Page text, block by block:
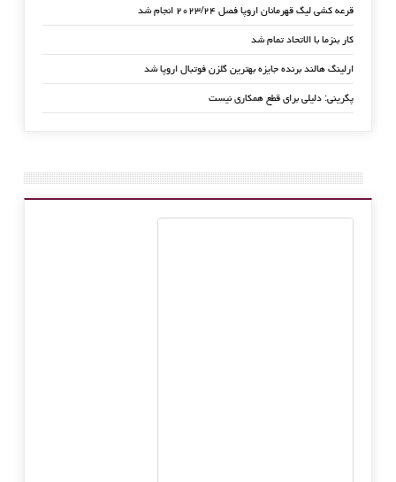
قرعه کشی لیگ قهرمانان اروپا فصل ۲۰۲۳/۲۴ انجام شد
کار بنزما با الاتحاد تمام شد
ارلینگ هالند برنده جایزه بهترین گلزن فوتبال اروپا شد
پگرینی: دلیلی برای قطع همکاری نیست